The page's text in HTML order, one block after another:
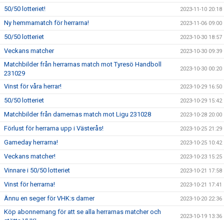
50/50 lotteriet! 2023-11-10 20:18
Ny hemmamatch för herrarna! 2023-11-06 09:00
50/50 lotteriet 2023-10-30 18:57
Veckans matcher 2023-10-30 09:39
Matchbilder från herrarnas match mot Tyresö Handboll
231029
2023-10-30 00:20
Vinst för våra herrar! 2023-10-29 16:50
50/50 lotteriet 2023-10-29 15:42
Matchbilder från damernas match mot Ligu 231028 2023-10-28 20:00
Förlust för herrarna upp i Västerås! 2023-10-25 21:29
Gameday herrarna! 2023-10-25 10:42
Veckans matcher! 2023-10-23 15:25
Vinnare i 50/50 lotteriet 2023-10-21 17:58
Vinst för herrarna! 2023-10-21 17:41
Ännu en seger för VHK:s damer 2023-10-20 22:36
Köp abonnemang för att se alla herrarnas matcher och
2023-10-19 13:36